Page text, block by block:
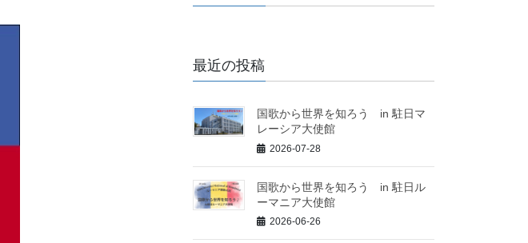
最近の投稿
国歌から世界を知ろう in 駐日マ
レーシア大使館
2026-07-28
国歌から世界を知ろう in 駐日ル
ーマニア大使館
2026-06-26